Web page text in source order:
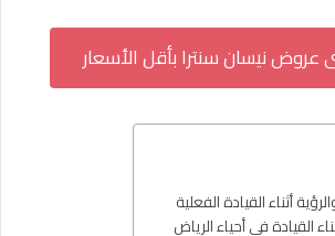
نيسان سنترا بأقل الأسعار
أثناء القيادة الفعلية
القيادة في أحياء الرياض